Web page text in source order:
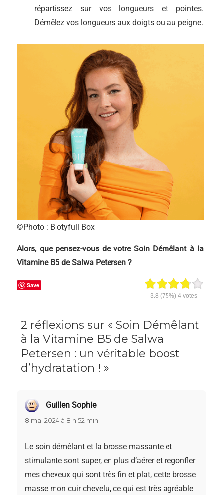
répartissez sur vos longueurs et pointes.
Démêlez vos longueurs aux doigts ou au peigne.
©Photo : Biotyfull Box
Alors, que pensez-vous de votre Soin Démêlant à la
Vitamine B5 de Salwa Petersen ?
3.8 (75%)4 votes
Save
2 réflexions sur « Soin Démêlant
à la Vitamine B5 de Salwa
Petersen : un véritable boost
d’hydratation ! »
Guillen Sophiedit :
8 mai 2024 à 8 h 52 min
Le soin démêlant et la brosse massante et
stimulante sont super, en plus d’aérer et regonfler
mes cheveux qui sont très fin et plat, cette brosse
masse mon cuir chevelu, ce qui est très agréable